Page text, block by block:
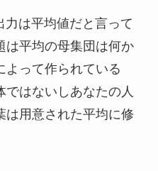
力は平均値だと言って
は平均の母集団は何か
よって作られている
はないしあなたの人
は用意された平均に修